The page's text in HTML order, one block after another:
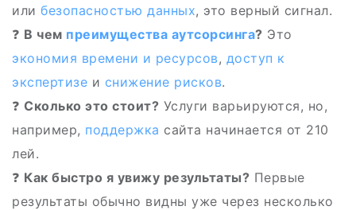
или безопасностью данных, это верный сигнал.
❓ В чем преимущества аутсорсинга? Это
экономия времени и ресурсов, доступ к
экспертизе и снижение рисков.
❓ Сколько это стоит? Услуги варьируются, но,
например, поддержка сайта начинается от 210
лей.
❓ Как быстро я увижу результаты? Первые
результаты обычно видны уже через несколько